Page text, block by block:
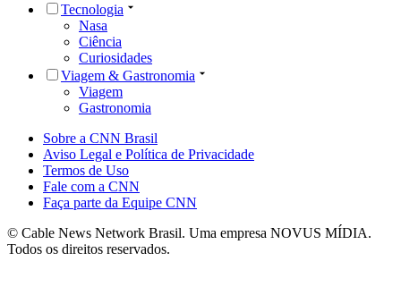
Tecnologia
Nasa
Ciência
Curiosidades
Viagem & Gastronomia
Viagem
Gastronomia
Sobre a CNN Brasil
Aviso Legal e Política de Privacidade
Termos de Uso
Fale com a CNN
Faça parte da Equipe CNN
© Cable News Network Brasil. Uma empresa NOVUS MÍDIA.
Todos os direitos reservados.